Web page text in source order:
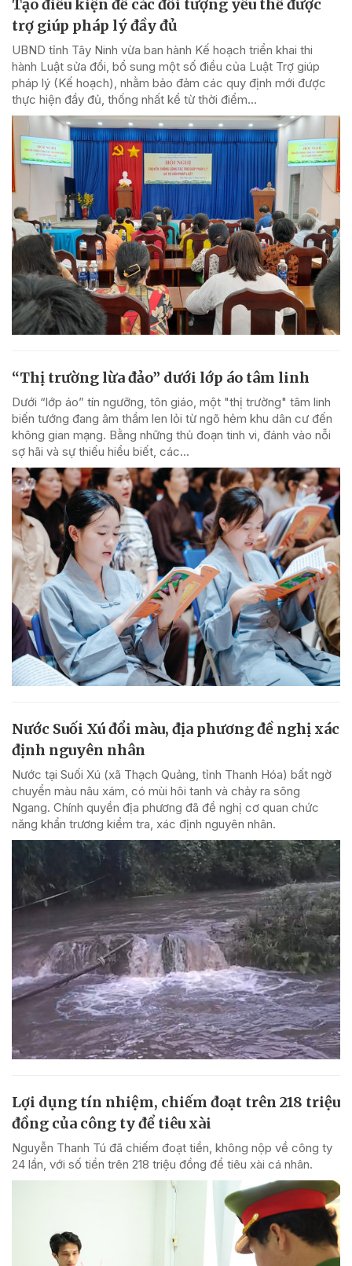
Tạo điều kiện để các đối tượng yếu thế được
trợ giúp pháp lý đầy đủ
UBND tỉnh Tây Ninh vừa ban hành Kế hoạch triển khai thi
hành Luật sửa đổi, bổ sung một số điều của Luật Trợ giúp
pháp lý (Kế hoạch), nhằm bảo đảm các quy định mới được
thực hiện đầy đủ, thống nhất kể từ thời điểm...
“Thị trường lừa đảo” dưới lớp áo tâm linh
Dưới “lớp áo” tín ngưỡng, tôn giáo, một "thị trường" tâm linh
biến tướng đang âm thầm len lỏi từ ngõ hẻm khu dân cư đến
không gian mạng. Bằng những thủ đoạn tinh vi, đánh vào nỗi
sợ hãi và sự thiếu hiểu biết, các...
Nước Suối Xú đổi màu, địa phương đề nghị xác
định nguyên nhân
Nước tại Suối Xú (xã Thạch Quảng, tỉnh Thanh Hóa) bất ngờ
chuyển màu nâu xám, có mùi hôi tanh và chảy ra sông
Ngang. Chính quyền địa phương đã đề nghị cơ quan chức
năng khẩn trương kiểm tra, xác định nguyên nhân.
Lợi dụng tín nhiệm, chiếm đoạt trên 218 triệu
đồng của công ty để tiêu xài
Nguyễn Thanh Tú đã chiếm đoạt tiền, không nộp về công ty
24 lần, với số tiền trên 218 triệu đồng để tiêu xài cá nhân.